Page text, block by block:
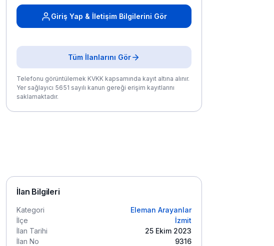
Giriş Yap & İletişim Bilgilerini Gör
Tüm İlanlarını Gör
Telefonu görüntülemek KVKK kapsamında kayıt altına alınır.
Yer sağlayıcı 5651 sayılı kanun gereği erişim kayıtlarını
saklamaktadır.
İlan Bilgileri
Kategori
Eleman Arayanlar
İlçe
İzmit
İlan Tarihi
25 Ekim 2023
İlan No
9316